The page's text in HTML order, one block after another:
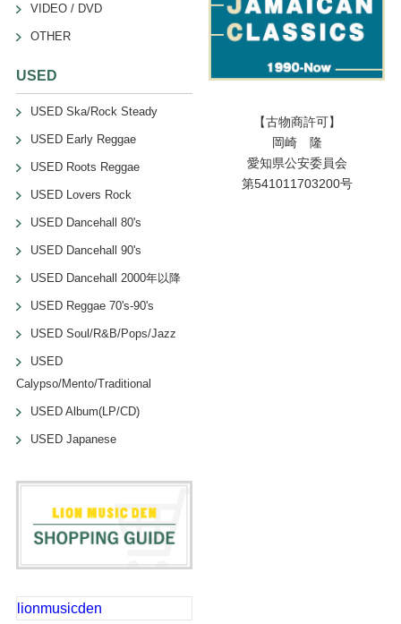
VIDEO / DVD
OTHER
USED
USED Ska/Rock Steady
USED Early Reggae
USED Roots Reggae
USED Lovers Rock
USED Dancehall 80's
USED Dancehall 90's
USED Dancehall 2000年以降
USED Reggae 70's-90's
USED Soul/R&B/Pops/Jazz
USED
Calypso/Mento/Traditional
USED Album(LP/CD)
USED Japanese
lionmusicden
【古物商許可】
岡崎 隆
愛知県公安委員会
第541011703200号